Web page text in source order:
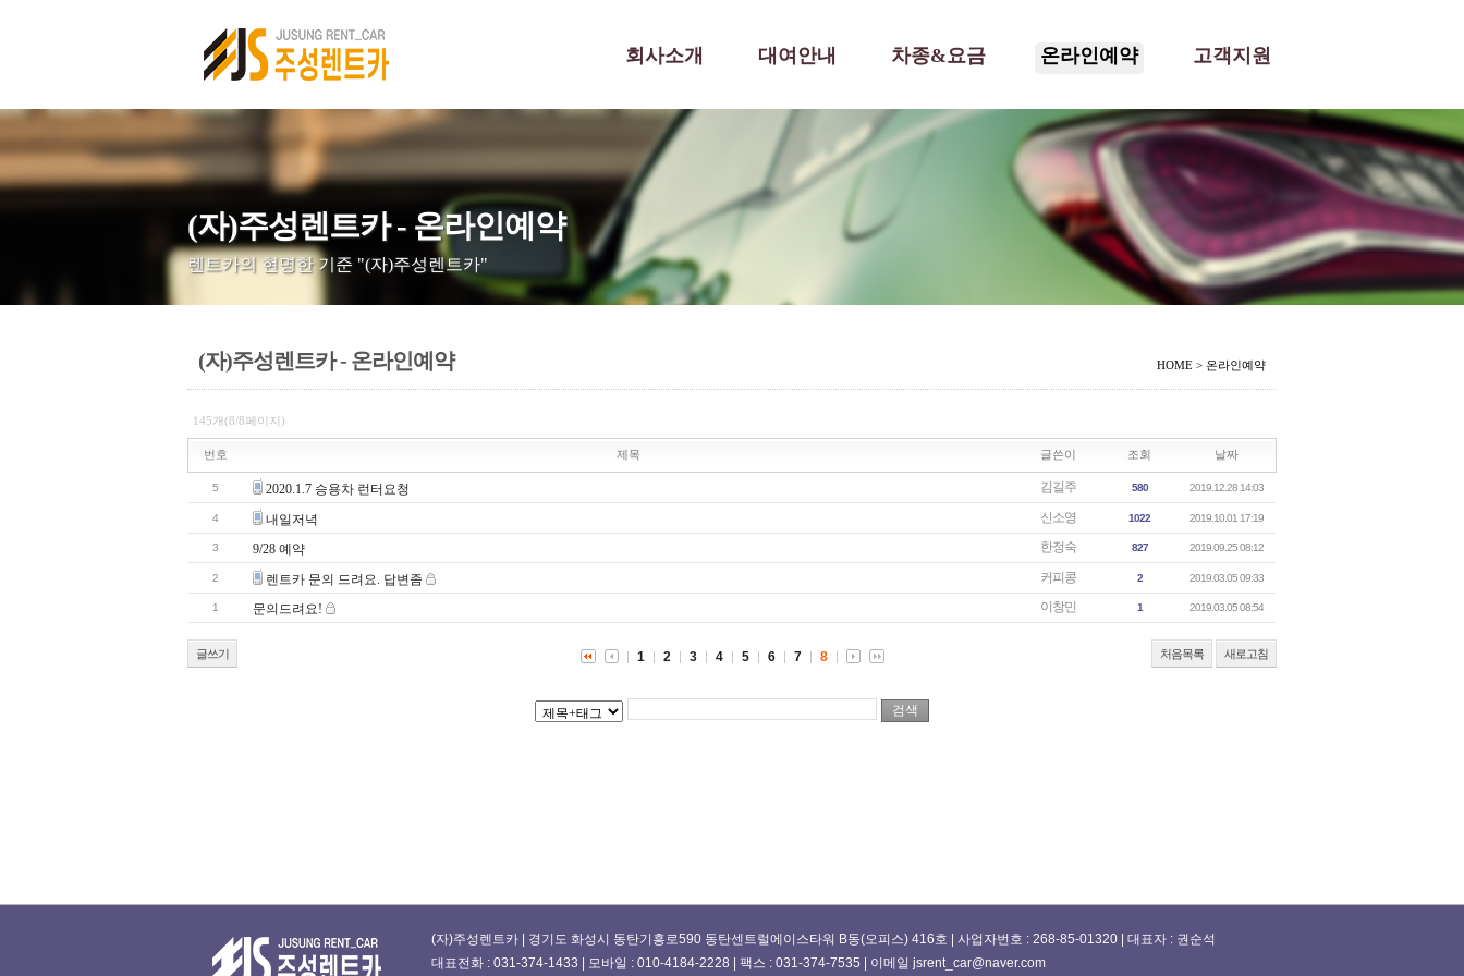
회사소개 대여안내 차종&요금 온라인예약 고객지원
(자)주성렌트카 - 온라인예약
렌트카의 현명한 기준 "(자)주성렌트카"
(자)주성렌트카 - 온라인예약 HOME > 온라인예약
145개(8/8페이지)
번호 제목 글쓴이 조회 날짜
5 2020.1.7 승용차 런터요청 김길주 580 2019.12.28 14:03
4 내일저녁 신소영 1022 2019.10.01 17:19
3 9/28 예약 한정숙 827 2019.09.25 08:12
2 렌트카 문의 드려요. 답변좀 커피콩 2 2019.03.05 09:33
1 문의드려요! 이창민 1 2019.03.05 08:54
글쓰기 처음목록 새로고침
1 2 3 4 5 6 7 8
(자)주성렌트카 | 경기도 화성시 동탄기흥로590 동탄센트럴에이스타워 B동(오피스) 416호 | 사업자번호 : 268-85-01320 | 대표자 : 권순석
대표전화 : 031-374-1433 | 모바일 : 010-4184-2228 | 팩스 : 031-374-7535 | 이메일 jsrent_car@naver.com